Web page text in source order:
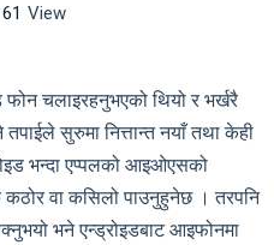
View
चलाइरहनुभएको थियो र भर्खरै
सुरुमा नित्तान्त नयाँ तथा केही
भन्दा एप्पलको आइओएसको
कठोर वा कसिलो पाउनुहुनेछ । तरपनि
भने एन्ड्रोइडबाट आइफोनमा